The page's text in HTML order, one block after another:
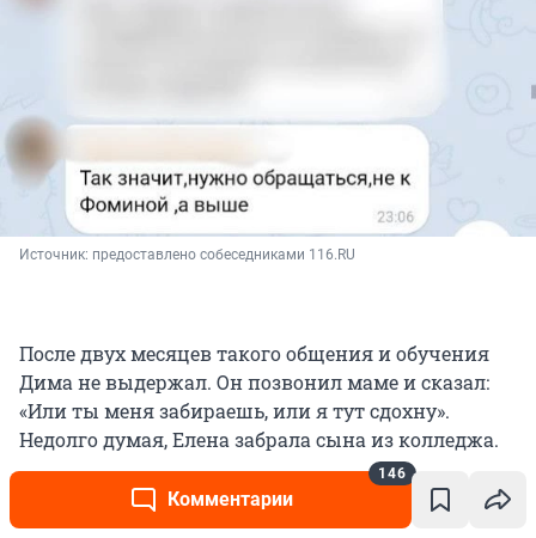
Комментарии
146
Источник: предоставлено собеседниками 116.RU
После двух месяцев такого общения и обучения
Дима не выдержал. Он позвонил маме и сказал:
«Или ты меня забираешь, или я тут сдохну».
Недолго думая, Елена забрала сына из колледжа.
Не удалось загрузить VIQEO